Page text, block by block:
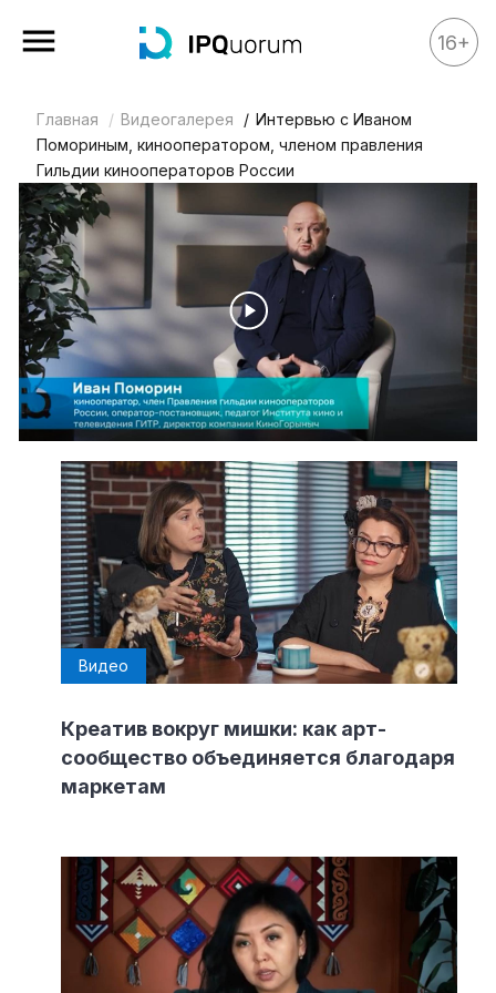
Все материалы
Аналитика
Аналитика
Legal review
События
IPQ.365
IP Stories
Квиз
О нас
Календарь
Рубрики
Интеллектуальная собственность
и креативные индустрии
Кино и театр
Дизайн и мода
Реклама и маркетинг
Архитектура и урбанистика
Образование
Издательское дело
Музыка
Музеи
16+
Главная Видеогалерея
Интервью с Иваном
Помориным, кинооператором, членом правления
Гильдии кинооператоров России
Видео
Креатив вокруг мишки: как арт-
сообщество объединяется благодаря
маркетам